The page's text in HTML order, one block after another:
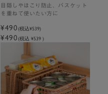
売り）
目隠しやほこり防止、バスケット
を重ねて使いたい方に
¥490(税込¥539)
¥490(税込 ¥539 )